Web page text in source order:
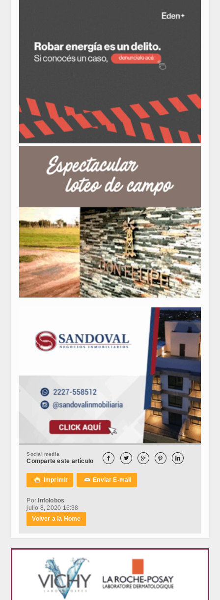
Social media
Comparte este artículo     
 Imprimir ✉Enviar E-mail
Por Infolobos
julio 8, 2020 16:38
Volver a la Home